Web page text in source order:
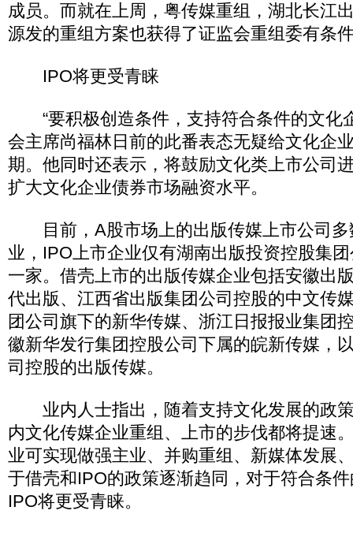
成员。而就在上周，粤传媒重组，湖北长江
源发的重组方案也获得了证监会重组委有条
IPO将更受青睐
“要积极创造条件，支持符合条件的文化
会主席尚福林日前的此番表态无疑给文化企
期。他同时还表示，将鼓励文化类上市公司
扩大文化企业债券市场融资水平。
目前，A股市场上的出版传媒上市公司多
业，IPO上市企业仅有湖南出版投资控股集
一家。借壳上市的出版传媒企业包括安徽出
代出版、江西省出版集团公司控股的中文传
团公司旗下的新华传媒、浙江日报报业集团
徽新华发行集团控股公司下属的皖新传媒，
司控股的出版传媒。
业内人士指出，随着支持文化发展的政
内文化传媒企业重组、上市的步伐都将提速
业可实现做强主业、并购重组、新媒体发展
于借壳和IPO的政策逐渐趋同，对于符合条
IPO将更受青睐。